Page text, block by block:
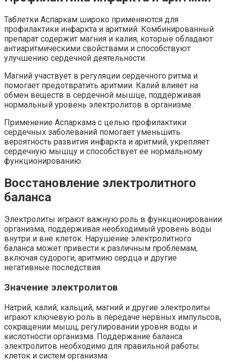
Таблетки Аспаркам широко применяются для
профилактики инфаркта и аритмий. Комбинированный
препарат содержит магния и калия, которые обладают
антиаритмическими свойствами и способствуют
улучшению сердечной деятельности.
Магний участвует в регуляции сердечного ритма и
помогает предотвратить аритмии. Калий влияет на
обмен веществ в сердечной мышце, поддерживая
нормальный уровень электролитов в организме.
Применение Аспаркама с целью профилактики
сердечных заболеваний помогает уменьшить
вероятность развития инфаркта и аритмий, укрепляет
сердечную мышцу и способствует ее нормальному
функционированию.
Восстановление электролитного
баланса
Электролиты играют важную роль в функционировании
организма, поддерживая необходимый уровень воды
внутри и вне клеток. Нарушение электролитного
баланса может привести к различным проблемам,
включая судороги, аритмию сердца и другие
негативные последствия.
Значение электролитов
Натрий, калий, кальций, магний и другие электролиты
играют ключевую роль в передаче нервных импульсов,
сокращении мышц, регулировании уровня воды и
кислотности организма. Поддержание баланса
электролитов необходимо для правильной работы
клеток и систем организма.